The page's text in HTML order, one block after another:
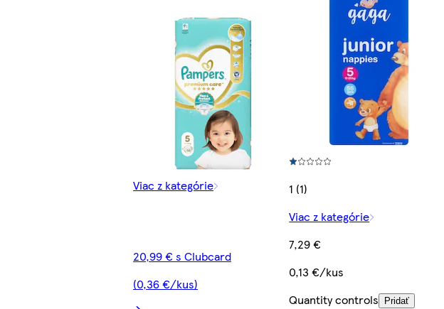
Viac z kategórie
20,99 € s Clubcard
(0,36 €/kus)
1 (1)
Viac z kategórie
7,29 €
0,13 €/kus
Quantity controls
Pridať